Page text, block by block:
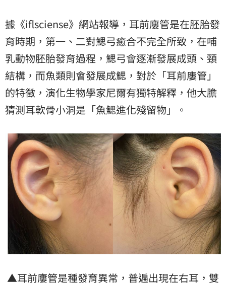
據《iflsciense》網站報導，耳前廔管是在胚胎發
育時期，第一、二對鰓弓癒合不完全所致，在哺
乳動物胚胎發育過程，鰓弓會逐漸發展成頭、頸
結構，而魚類則會發展成鰓，對於「耳前廔管」
的特徵，演化生物學家尼爾有獨特解釋，他大膽
猜測耳軟骨小洞是「魚鰓進化殘留物」。
▲耳前廔管是種發育異常，普遍出現在右耳，雙